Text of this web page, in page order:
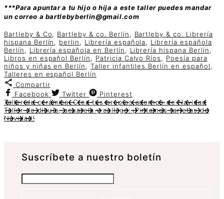
***Para apuntar a tu hijo o hija a este taller puedes mandar
un correo a bartlebyberlin@gmail.com
Bartleby & Co, Bartleby & co. Berlín, Bartleby & co. Librería
hispana Berlín, berlin, Librería española, Librería española
Berlín, Librería española en Berlín, Librería hispana Berlín,
Libros en español Berlín, Patricia Calvo Ríos, Poesía para
niños y niñas en Berlín,Taller infantiles Berlín en español,
Talleres en español Berlín
Compartir
Facebook
Twitter
Pinterest
Taller de cerámica: Crea tus propios adornos de Navidad
Taller de dibujo, acuarela y collage: ¡Pintamos tarjetas de
Navidad!
Suscrí­bete a nuestro boletín